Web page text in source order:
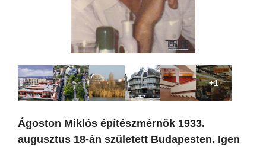
+1
Ágoston Miklós építészmérnök 1933.
augusztus 18-án született Budapesten. Igen